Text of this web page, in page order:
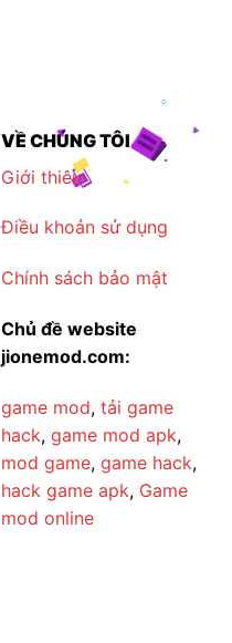
VỀ CHÚNG TÔI
Giới thiêu
Điều khoản sử dụng
Chính sách bảo mật
Chủ đề website
jionemod.com:
game mod, tải game
hack, game mod apk,
mod game, game hack,
hack game apk, Game
mod online